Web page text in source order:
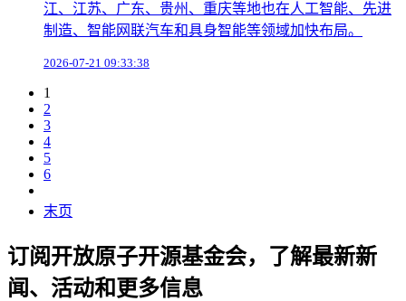
江、江苏、广东、贵州、重庆等地也在人工智能、先进
制造、智能网联汽车和具身智能等领域加快布局。
2026-07-21 09:33:38
1
2
3
4
5
6
末页
订阅开放原子开源基金会，了解最新新
闻、活动和更多信息